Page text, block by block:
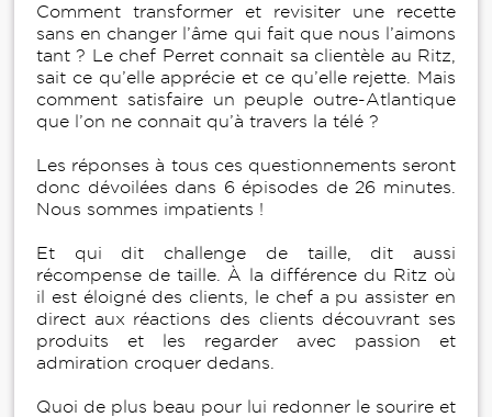
Comment transformer et revisiter une recette
sans en changer l’âme qui fait que nous l’aimons
tant ? Le chef Perret connait sa clientèle au Ritz,
sait ce qu’elle apprécie et ce qu’elle rejette. Mais
comment satisfaire un peuple outre-Atlantique
que l’on ne connait qu’à travers la télé ?
Les réponses à tous ces questionnements seront
donc dévoilées dans 6 épisodes de 26 minutes.
Nous sommes impatients !
Et qui dit challenge de taille, dit aussi
récompense de taille. À la différence du Ritz où
il est éloigné des clients, le chef a pu assister en
direct aux réactions des clients découvrant ses
produits et les regarder avec passion et
admiration croquer dedans.
Quoi de plus beau pour lui redonner le sourire et